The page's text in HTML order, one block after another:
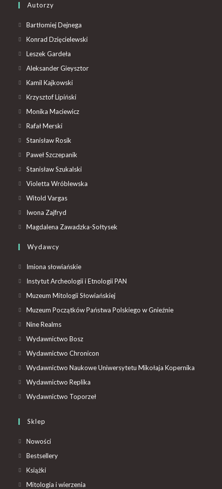
Autorzy
Bartłomiej Dejnega
Konrad Dzięcielewski
Leszek Gardeła
Aleksander Gieysztor
Kamil Kajkowski
Krzysztof Lipiński
Monika Maciewicz
Rafał Merski
Stanisław Rosik
Paweł Szczepanik
Stanisław Szukalski
Violetta Wróblewska
Witold Vargas
Iwona Zajfryd
Magdalena Zawadzka-Sołtysek
Wydawcy
Imiona słowiańskie
Instytut Archeologii i Etnologii PAN
Muzeum Mitologii Słowiańskiej
Muzeum Początków Państwa Polskiego w Gnieźnie
Nine Realms
Wydawnictwo Bosz
Wydawnictwo Chronicon
Wydawnictwo Naukowe Uniwersytetu Mikołaja Kopernika
Wydawnictwo Replika
Wydawnictwo Toporzeł
Sklep
Nowości
Bestsellery
Książki
Mitologia i wierzenia